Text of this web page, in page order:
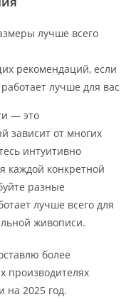
лучше всего
рекомендаций, если
лучше для вас
— это
зависит от многих
интуитивно
каждой конкретной
разные
лучше всего для
живописи.
более
на 2025 год.